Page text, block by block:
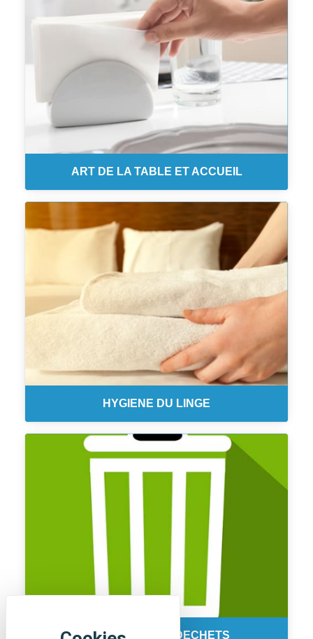
ART DE LA TABLE ET ACCUEIL
HYGIENE DU LINGE
COLLECTE DES DECHETS